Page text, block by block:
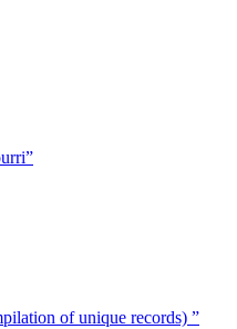
of unique records) ”